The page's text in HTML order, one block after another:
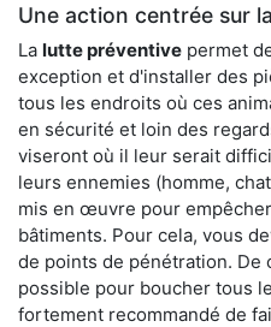
Une action centrée sur
La lutte préventive permet
exception et d'installer des
tous les endroits où ces
en sécurité et loin des
viseront où il leur serait
leurs ennemies (homme,
mis en œuvre pour
bâtiments. Pour cela, vous
de points de pénétration. De
possible pour boucher tous
fortement recommandé de